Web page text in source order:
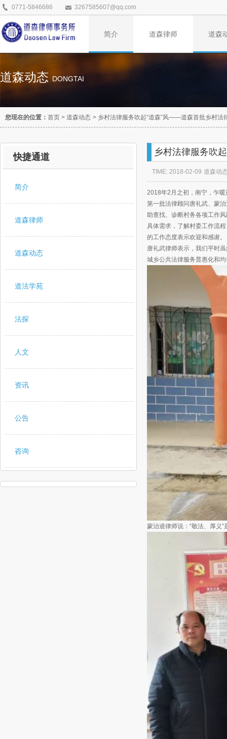
0771-5846686 3267585607@qq.com
简介 道森律师 道森
道森动态DONGTAI
您现在的位置： 首页 > 道森动态 > 乡村法律服务吹起“道森”风——道森首批乡村法
快捷通道
简介
道森律师
道森动态
道法学苑
法探
人文
资讯
公告
咨询
乡村法律服务吹
TIME: 2018-02-09 道森动
2018年2月之初，南宁，乍
第一批法律顾问唐礼武、蒙
助查找、诊断村务各项工作
具体需求，了解村委工作流
的工作态度表示欢迎和感谢。
唐礼武律师表示，我们平时
城乡公共法律服务普惠化和
蒙治逵律师说：“敬法、厚义